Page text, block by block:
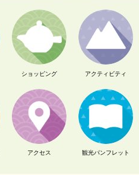
ショッピング アクティビティ
アクセス 観光パンフレット